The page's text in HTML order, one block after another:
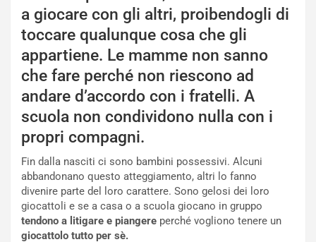
a giocare con gli altri, proibendogli di
toccare qualunque cosa che gli
appartiene. Le mamme non sanno
che fare perché non riescono ad
andare d’accordo con i fratelli. A
scuola non condividono nulla con i
propri compagni.
Fin dalla nasciti ci sono bambini possessivi. Alcuni
abbandonano questo atteggiamento, altri lo fanno
divenire parte del loro carattere. Sono gelosi dei loro
giocattoli e se a casa o a scuola giocano in gruppo
tendono a litigare e piangere perché vogliono tenere un
giocattolo tutto per sè.